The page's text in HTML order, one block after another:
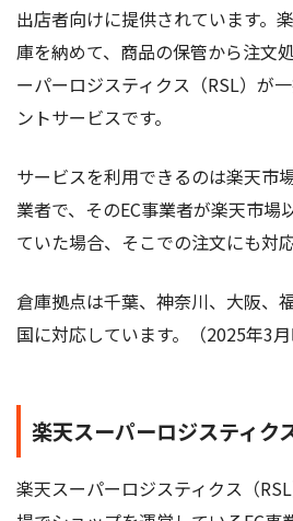
出店者向けに提供されています。
庫を納めて、商品の保管から注文
ーパーロジスティクス（RSL）が
ントサービスです。
サービスを利用できるのは楽天市
業者で、そのEC事業者が楽天市場
ていた場合、そこでの注文にも対応
倉庫拠点は千葉、神奈川、大阪、
国に対応しています。（2025年3月
楽天スーパーロジスティク
楽天スーパーロジスティクス（